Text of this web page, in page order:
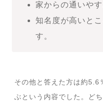
家からの通いや
知名度が高いと
す。
その他と答えた方は約5.6
ぶという内容でした。ど